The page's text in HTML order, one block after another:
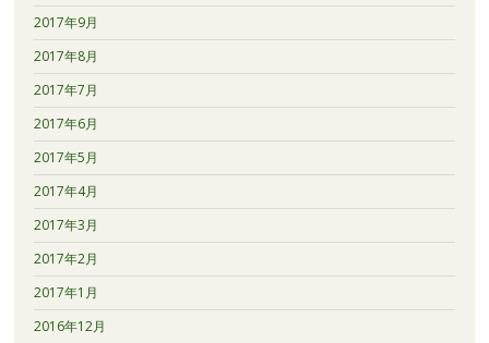
2017年9月
2017年8月
2017年7月
2017年6月
2017年5月
2017年4月
2017年3月
2017年2月
2017年1月
2016年12月